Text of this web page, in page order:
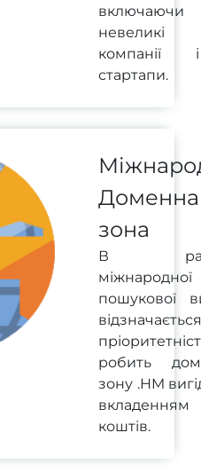
включаючи
невеликі
компанії і
стартапи.
Доменна
зона
В
міжнародної
пошукової
відзначається
робить
зону .HM
вкладенням
коштів.